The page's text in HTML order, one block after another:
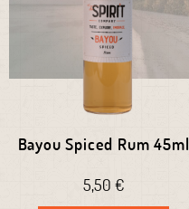
Bayou Spiced Rum 45ml
5,50 €